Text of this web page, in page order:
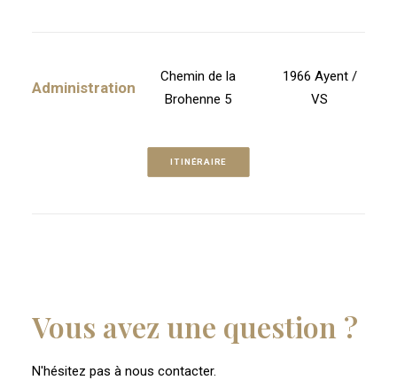
Administration
Chemin de la
Brohenne 5
1966 Ayent /
VS
ITINÉRAIRE
Vous avez une question ?
N'hésitez pas à nous contacter.